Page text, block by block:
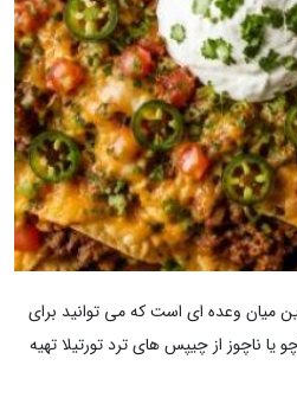
میان وعده ای است که می توانید برای
ناچوز از چیپس های ترد تورتیلا تهیه